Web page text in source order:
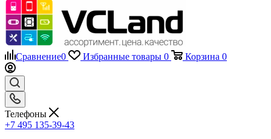
Сравнение0 Избранные товары 0 Корзина 0
Телефоны
+7 495 135-39-43